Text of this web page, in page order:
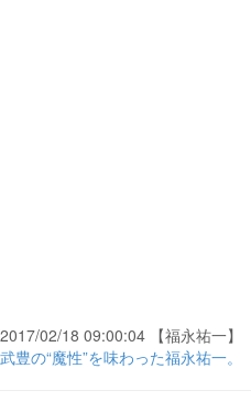
2017/02/18 09:00:04 【福永祐一】
武豊の“魔性”を味わった福永祐一